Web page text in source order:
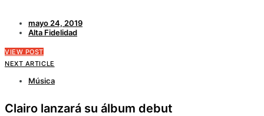
mayo 24, 2019
Alta Fidelidad
VIEW POST
NEXT ARTICLE
Música
Clairo lanzará su álbum debut